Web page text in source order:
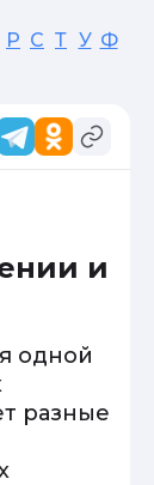
Р С Т У Ф
и
одной
разные